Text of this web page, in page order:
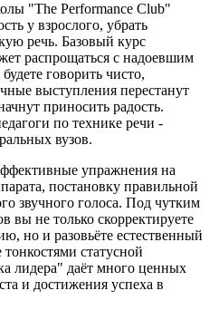
"The Performance Club"
у взрослого, убрать
речь. Базовый курс
распрощаться с надоевшим
говорить чисто,
выступления перестанут
приносить радость.
по технике речи -
вузов.
упражнения на
постановку правильной
звучного голоса. Под чутким
вы не только скорректируете
но и разовьёте естественный
тонкостями статусной
лидера" даёт много ценных
и достижения успеха в